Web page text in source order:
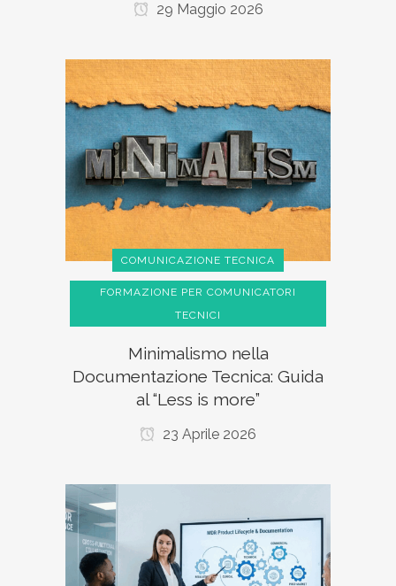
29 Maggio 2026
COMUNICAZIONE TECNICA
FORMAZIONE PER COMUNICATORI
TECNICI
Minimalismo nella
Documentazione Tecnica: Guida
al “Less is more”
23 Aprile 2026